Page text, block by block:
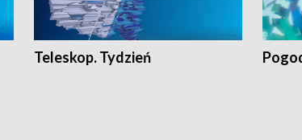
Teleskop. Tydzień